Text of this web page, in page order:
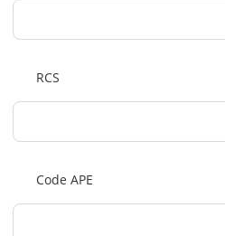
RCS
Code APE